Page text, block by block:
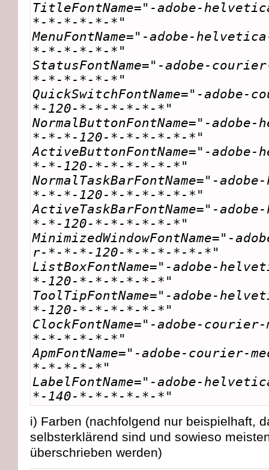
TitleFontName="-adobe-
*-*-*-*-*-*"
MenuFontName="-adobe-
*-*-*-*-*-*"
StatusFontName="-adobe-
*-*-*-*-*-*"
QuickSwitchFontName="-
*-120-*-*-*-*-*-*"
NormalButtonFontName="-
*-*-*-120-*-*-*-*-*-*"
ActiveButtonFontName="-
*-*-120-*-*-*-*-*-*"
NormalTaskBarFontName="-
*-*-*-120-*-*-*-*-*-*"
ActiveTaskBarFontName="-
*-*-120-*-*-*-*-*-*"
MinimizedWindowFontName="-
r-*-*-*-120-*-*-*-*-*-*"
ListBoxFontName="-adobe-
*-120-*-*-*-*-*-*"
ToolTipFontName="-adobe-
*-120-*-*-*-*-*-*"
ClockFontName="-adobe-
*-*-*-*-*-*"
ApmFontName="-adobe-
*-*-*-*-*"
LabelFontName="-adobe-
*-140-*-*-*-*-*-*"
i) Farben (nachfolgend nur beispielhaft,
selbsterklärend sind und sowieso
überschrieben werden)